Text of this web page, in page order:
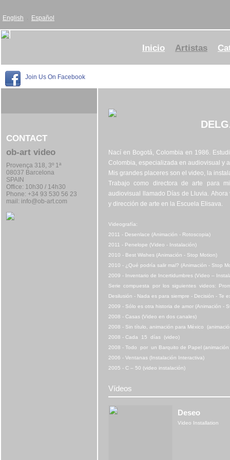
English Español
Artistas
Inicio
Join Us On Facebook
CONTACT
ob-art video
Provença 318, 3º 1ª
08037 Barcelona
SPAIN
Office: 10h30 / 14h30
Phone: +34 93 530 56 23
mail: info@ob-art.com
Nací en Bogotá, Colombia en 1986.
Colombia, especializada en audiovisual y
Mis grandes placeres son el video, la
Trabajo como directora de arte para
audiovisual llamado Días de Lluvia.
y dirección de arte en la Escuela Elisava.
Videografía:
2011 - Desenlace (Animación - Rotoscopia)
2011 - Penelope (Video - Instalación)
2010 - Best Wishes (Animación - Stop Motion)
2010 - ¿Qué podría salir mal? (Animación - Stop
2009 - Inventario de Incertidumbres (Video –
Serie compuesta por los siguientes videos:
Desilusión - Nada es para siempre - Decisión - Te
2009 - Sólo es otra historia de amor (Animación -
2008 - Casas (Video en dos canales)
2008 - Sin título, animación para México
2008 - Cada 15 días (video)
2008 - Todo por un Barquito de Papel (animación
2006 - Ventanas (Instalación Interactiva)
2005 - C – 50 (video instalación)
Vídeos
Deseo
Video Installation